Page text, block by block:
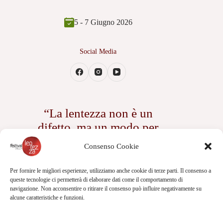
Consenso Cookie
Per fornire le migliori esperienze, utilizziamo anche cookie di terze parti. Il consenso a
queste tecnologie ci permetterà di elaborare dati come il comportamento di
navigazione. Non acconsentire o ritirare il consenso può influire negativamente su
alcune caratteristiche e funzioni.
5 - 7 Giugno 2026
Social Media
“La lentezza non è un
difetto, ma un modo per
assaporare ogni istante della
— Romana Petri